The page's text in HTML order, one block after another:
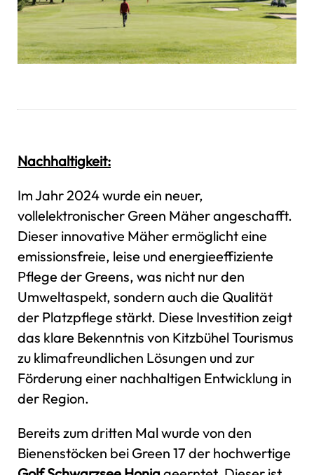
Nachhaltigkeit:
Im Jahr 2024 wurde ein neuer,
vollelektronischer Green Mäher angeschafft.
Dieser innovative Mäher ermöglicht eine
emissionsfreie, leise und energieeffiziente
Pflege der Greens, was nicht nur den
Umweltaspekt, sondern auch die Qualität
der Platzpflege stärkt. Diese Investition zeigt
das klare Bekenntnis von Kitzbühel Tourismus
zu klimafreundlichen Lösungen und zur
Förderung einer nachhaltigen Entwicklung in
der Region.
Bereits zum dritten Mal wurde von den
Bienenstöcken bei Green 17 der hochwertige